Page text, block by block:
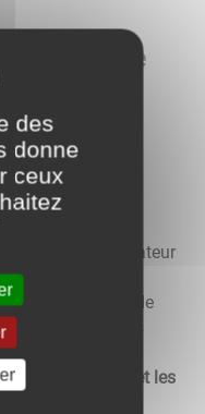
de
le site pour
sur votre ordinateur
conserver des
la navigation et de
Vous pouvez les
fonctionnement et les
des
donne
ceux